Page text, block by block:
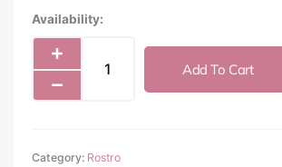
Availability:
Moira
quantity
Add To Cart
Category: Rostro